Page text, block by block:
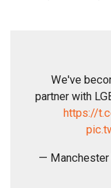
We've
partner with
https://
— Manchester